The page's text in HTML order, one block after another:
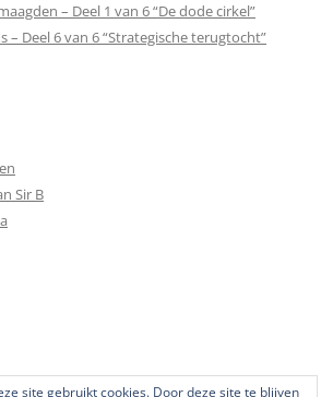
– Deel 1 van 6 “De dode cirkel”
– Deel 6 van 6 “Strategische terugtocht”
Sir B
site gebruikt cookies. Door deze site te blijven